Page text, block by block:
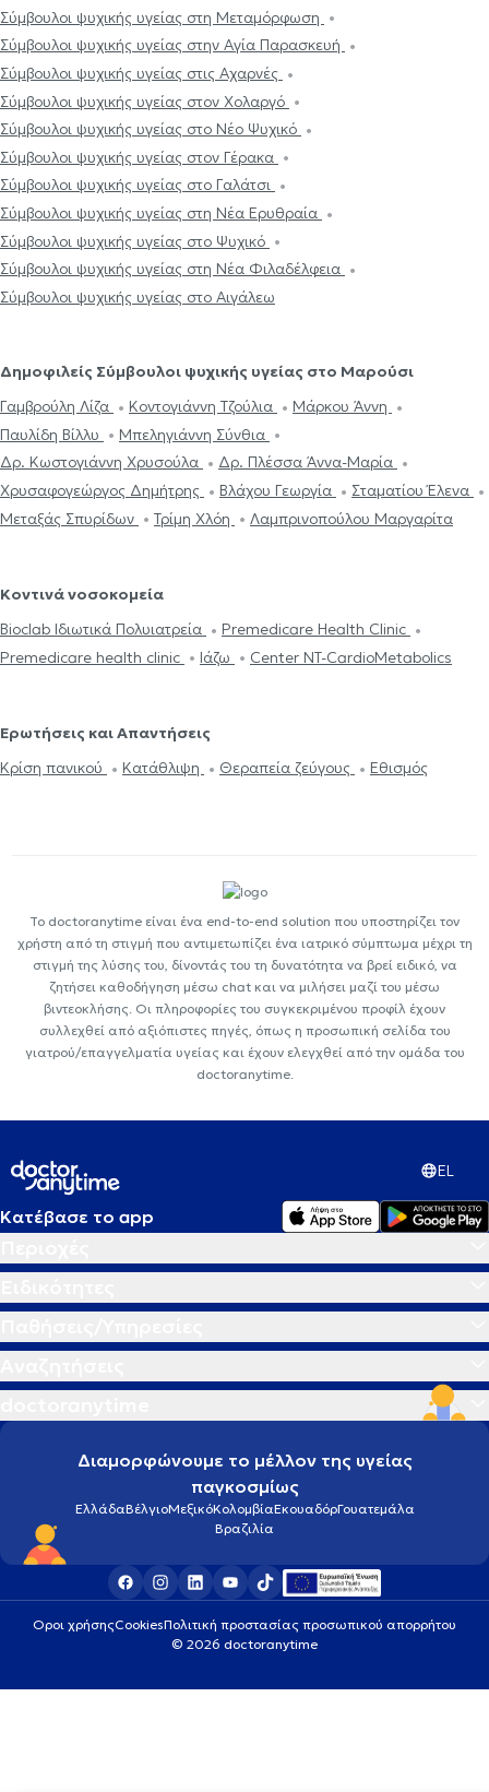
Σύμβουλοι ψυχικής υγείας στη Μεταμόρφωση
Σύμβουλοι ψυχικής υγείας στην Αγία Παρασκευή
Σύμβουλοι ψυχικής υγείας στις Αχαρνές
Σύμβουλοι ψυχικής υγείας στον Χολαργό
Σύμβουλοι ψυχικής υγείας στο Νέο Ψυχικό
Σύμβουλοι ψυχικής υγείας στον Γέρακα
Σύμβουλοι ψυχικής υγείας στο Γαλάτσι
Σύμβουλοι ψυχικής υγείας στη Νέα Ερυθραία
Σύμβουλοι ψυχικής υγείας στο Ψυχικό
Σύμβουλοι ψυχικής υγείας στη Νέα Φιλαδέλφεια
Σύμβουλοι ψυχικής υγείας στο Αιγάλεω
Δημοφιλείς Σύμβουλοι ψυχικής υγείας στο Μαρούσι
Γαμβρούλη Λίζα
Κοντογιάννη Τζούλια
Μάρκου Άννη
Παυλίδη Βίλλυ
Μπεληγιάννη Σύνθια
Δρ. Κωστογιάννη Χρυσούλα
Δρ. Πλέσσα Άννα-Μαρία
Χρυσαφογεώργος Δημήτρης
Βλάχου Γεωργία
Σταματίου Έλενα
Μεταξάς Σπυρίδων
Τρίμη Χλόη Λαμπρινοπούλου Μαργαρίτα
Κοντινά νοσοκομεία
Bioclab Ιδιωτικά Πολυιατρεία
Premedicare Health Clinic
Premedicare health clinic
Ιάζω Center NT-CardioMetabolics
Ερωτήσεις και Απαντήσεις
Κρίση πανικού
Κατάθλιψη Θεραπεία ζεύγους Εθισμός
Το doctoranytime είναι ένα end-to-end solution που υποστηρίζει τον
χρήστη από τη στιγμή που αντιμετωπίζει ένα ιατρικό σύμπτωμα μέχρι τη
στιγμή της λύσης του, δίνοντάς του τη δυνατότητα να βρεί ειδικό, να
ζητήσει καθοδήγηση μέσω chat και να μιλήσει μαζί του μέσω
βιντεοκλήσης. Οι πληροφορίες του συγκεκριμένου προφίλ έχουν
συλλεχθεί από αξιόπιστες πηγές, όπως η προσωπική σελίδα του
γιατρού/επαγγελματία υγείας και έχουν ελεγχθεί από την ομάδα του
doctoranytime.
EL
Κατέβασε το app
Διαμορφώνουμε το μέλλον της υγείας
παγκοσμίως
ΕλλάδαΒέλγιοΜεξικόΚολομβίαΕκουαδόρΓουατεμάλα
Βραζιλία
Οροι χρήσηςCookiesΠολιτική προστασίας προσωπικού απορρήτου
© 2026 doctoranytime